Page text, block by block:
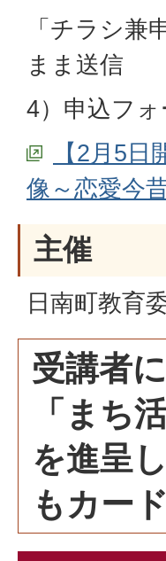
「チラシ兼
まま送信
4）申込フォ
【2月5
像～恋愛今
主催
日南町教育
受講者
「まち
を進呈
もカー